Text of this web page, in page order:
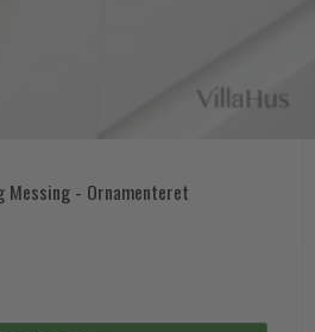
Messing - Ornamenteret